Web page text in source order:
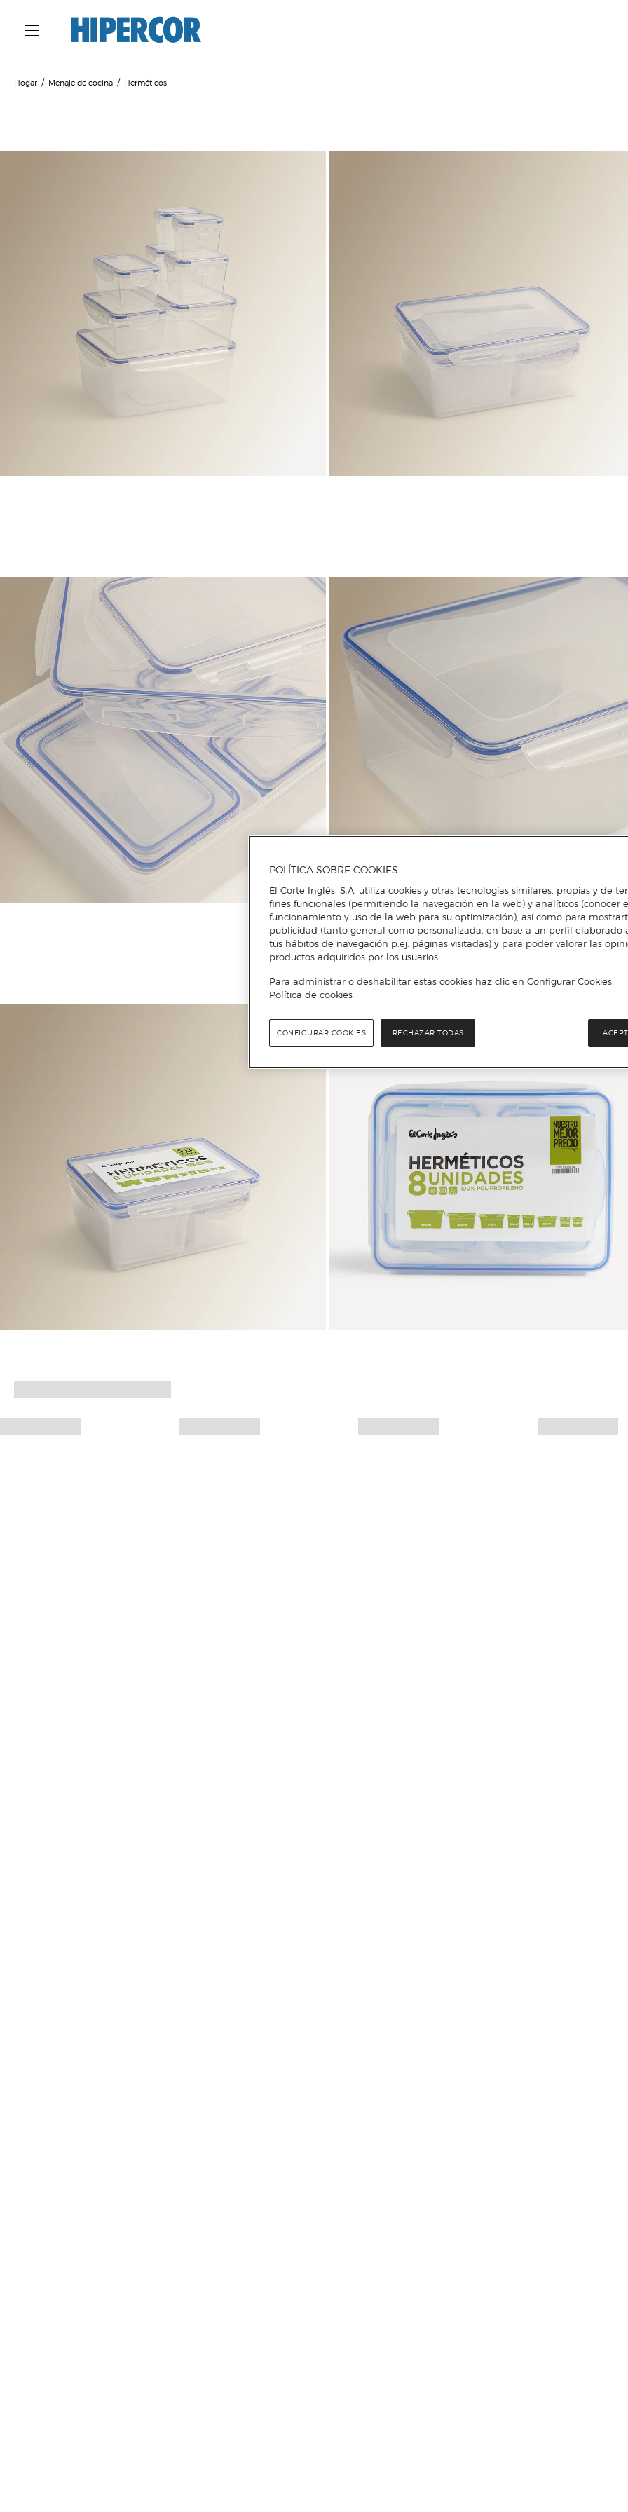
Hogar Menaje de cocina Herméticos
POLÍTICA SOBRE COOKIES
El Corte Inglés, S.A. utiliza cookies y otras tecnologías similares, propias y de
fines funcionales (permitiendo la navegación en la web) y analíticos (conocer
funcionamiento y uso de la web para su optimización), así como para
publicidad (tanto general como personalizada, en base a un perfil elaborado
tus hábitos de navegación p.ej. páginas visitadas) y para poder valorar las
productos adquiridos por los usuarios.
Para administrar o deshabilitar estas cookies haz clic en Configurar Cookies.
Política de cookies
RECHAZAR TODAS
CONFIGURAR COOKIES